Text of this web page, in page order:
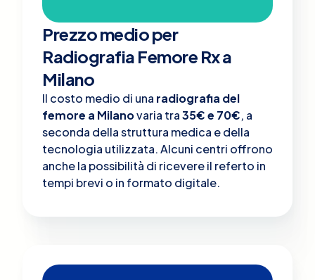
Prezzo medio per
Radiografia Femore Rx a
Milano
Il costo medio di una radiografia del
femore a Milanovaria tra35€ e 70€, a
seconda della struttura medica e della
tecnologia utilizzata. Alcuni centri offrono
anche la possibilità di ricevere il referto in
tempi brevi o in formato digitale.